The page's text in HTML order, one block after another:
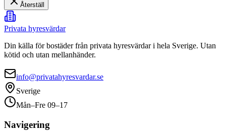
Återställ
Privata hyresvärdar
Din källa för bostäder från privata hyresvärdar i hela Sverige. Utan
kötid och utan mellanhänder.
info@privatahyresvardar.se
Sverige
Mån–Fre 09–17
Navigering